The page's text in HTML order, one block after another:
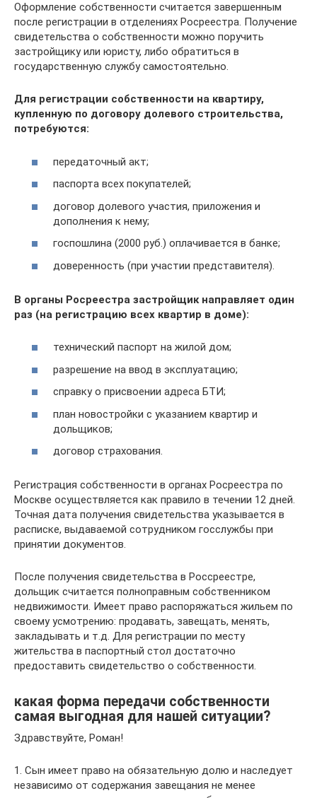
Оформление собственности считается завершенным
после регистрации в отделениях Росреестра. Получение
свидетельства о собственности можно поручить
застройщику или юристу, либо обратиться в
государственную службу самостоятельно.
Для регистрации собственности на квартиру,
купленную по договору долевого строительства,
потребуются:
передаточный акт;
паспорта всех покупателей;
договор долевого участия, приложения и
дополнения к нему;
госпошлина (2000 руб.) оплачивается в банке;
доверенность (при участии представителя).
В органы Росреестра застройщик направляет один
раз (на регистрацию всех квартир в доме):
технический паспорт на жилой дом;
разрешение на ввод в эксплуатацию;
справку о присвоении адреса БТИ;
план новостройки с указанием квартир и
дольщиков;
договор страхования.
Регистрация собственности в органах Росреестра по
Москве осуществляется как правило в течении 12 дней.
Точная дата получения свидетельства указывается в
расписке, выдаваемой сотрудником госслужбы при
принятии документов.
После получения свидетельства в Россреестре,
дольщик считается полноправным собственником
недвижимости. Имеет право распоряжаться жильем по
своему усмотрению: продавать, завещать, менять,
закладывать и т.д. Для регистрации по месту
жительства в паспортный стол достаточно
предоставить свидетельство о собственности.
какая форма передачи собственности
самая выгодная для нашей ситуации?
Здравствуйте, Роман!
1. Сын имеет право на обязательную долю и наследует
независимо от содержания завещания не менее